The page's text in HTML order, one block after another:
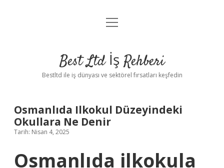
Anasayfa
Yasal Uyarı
menüyü
Best Ltd İş Rehberi
Bestltd ile iş dünyası ve sektörel fırsatları keşfedin
Osmanlıda Ilkokul Düzeyindeki
Okullara Ne Denir
Tarih: Nisan 4, 2025
Osmanlıda ilkokula